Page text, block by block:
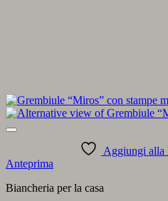
Aggiungi alla
Anteprima
Biancheria per la casa